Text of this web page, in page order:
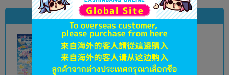
状態違いの同一商品
A
オンライン